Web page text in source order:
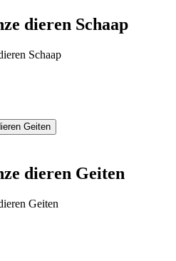
dieren Schaap
dieren Geiten